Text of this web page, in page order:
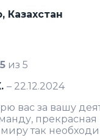
Казахстан
5 из 5
– 22.12.2024
вас за вашу
прекрасная
так